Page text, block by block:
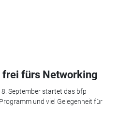
frei fürs Networking
September startet das bfp
und viel Gelegenheit für